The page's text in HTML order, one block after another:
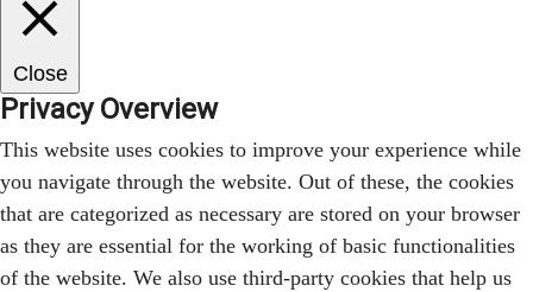
Close
Privacy Overview
This website uses cookies to improve your experience while
you navigate through the website. Out of these, the cookies
that are categorized as necessary are stored on your browser
as they are essential for the working of basic functionalities
of the website. We also use third-party cookies that help us